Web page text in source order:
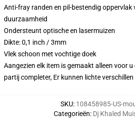
Anti-fray randen en pil-bestendig oppervlak
duurzaamheid
Ondersteunt optische en lasermuizen
Dikte: 0,1 inch / 3mm
Vlek schoon met vochtige doek
Aangezien elk item is gemaakt alleen voor
partij completer, Er kunnen lichte
SKU: 108458985-US-
Categorieën: Dj Khaled